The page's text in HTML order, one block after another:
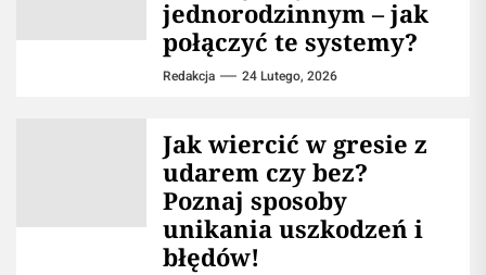
jednorodzinnym – jak
połączyć te systemy?
Redakcja 24 Lutego, 2026
Jak wiercić w gresie z
udarem czy bez?
Poznaj sposoby
unikania uszkodzeń i
błędów!